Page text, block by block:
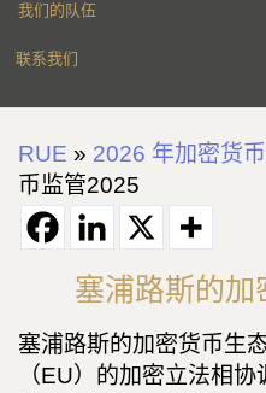
我们的队伍
联系我们
RUE » 2026 年加密货
币监管2025
塞浦路斯的加
塞浦路斯的加密货币生
（EU）的加密立法相